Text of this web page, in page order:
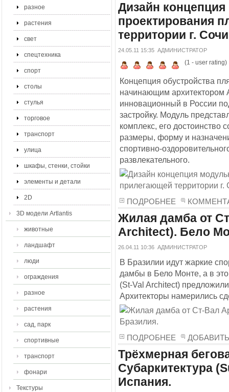
разное
растения
свет
спецтехника
спорт
столы
стулья
торговое
транспорт
улица
шкафы, стенки, стойки
элементы и детали
2D
3D модели Artlantis
животные
ландшафт
люди
ограждения
разное
растения
сад, парк
спортивные
транспорт
фонари
Текстуры
Дизайн
проектирования
территории г.
24.05.11 15:35 АДМИНИСТРАТОР
(1 - user rating)
Концепция обустройства
начинающим архитектором
инновационный в России
застройку. Модуль
комплекс, его достоинство
размеры, форму и
спортивно-
развлекательного.
ПОДРОБНЕЕ
Жилая дамба от
Architect). Бело
26.04.11 10:36 АДМИНИСТРАТОР
В Бразилии идут жаркие
дамбы в Бело Монте, а в
(St-Val Architect)
Архитекторы намерились
ПОДРОБНЕЕ
Трёхмерная
Субаркитектура
Испания.